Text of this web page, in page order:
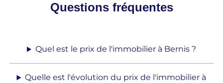
Questions fréquentes
Quel est le prix de l'immobilier à Bernis ?
Quelle est l'évolution du prix de l'immobilier à